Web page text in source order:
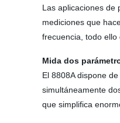
Las aplicaciones de
mediciones que
frecuencia, todo ello
Mida dos
El 8808A dispone
simultáneamente
que simplifica